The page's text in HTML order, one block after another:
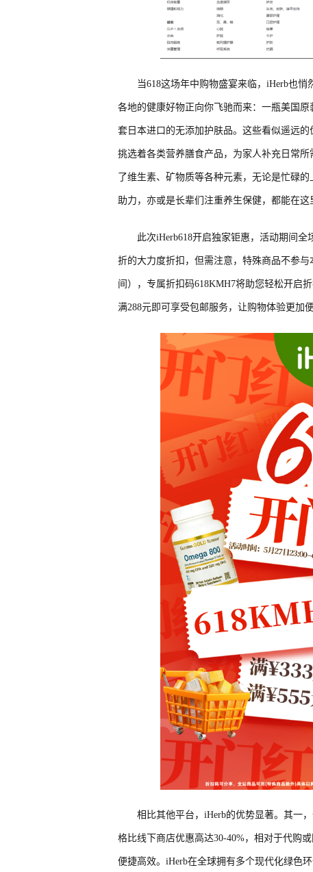
当618这场年中购物盛宴来临，iHerb也
各地的健康好物正向你飞驰而来：一瓶美国
套日本进口的无添加护肤品。这些看似遥远
挑选着各类营养膳食产品，为家人补充日常
了维生素、矿物质等各种元素，无论是忙碌
助力，亦或是长辈们注重养生保健，都能在这
此次iHerb618开启独家钜惠，活动期间全
折的大力度折扣，但需注意，特殊商品不参
间），专属折扣码618KMH7将助您轻松开启
满288元即可享受包邮服务，让购物体验更加便
相比其他平台，iHerb的优势显著。其一
格比线下商店优惠高达30-40%，相对于代购
便捷高效。iHerb在全球拥有多个现代化绿色